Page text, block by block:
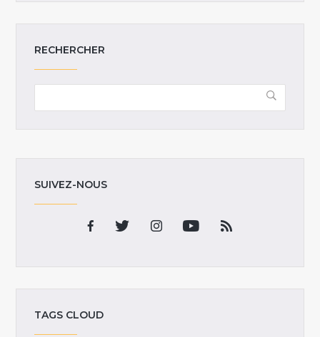
RECHERCHER
SUIVEZ-NOUS
TAGS CLOUD